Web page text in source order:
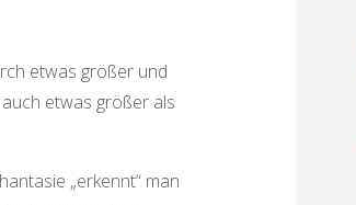
etwas größer und
etwas größer als
„erkennt“ man